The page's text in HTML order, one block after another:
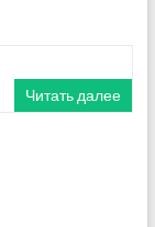
Читать далее